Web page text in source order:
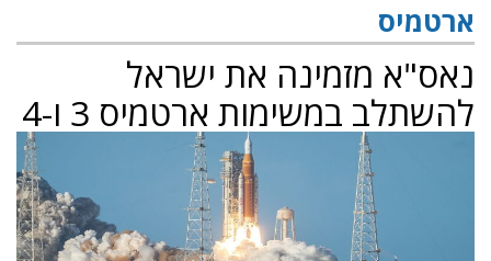
ארטמיס
נאס"א מזמינה את ישראל
להשתלב במשימות ארטמיס 3 ו-4